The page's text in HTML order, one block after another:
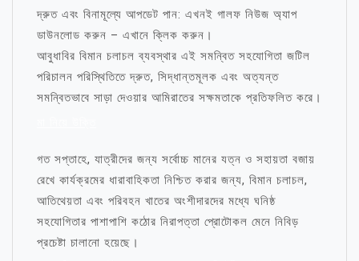
দ্রুত এবং বিনামূল্যে আপডেট পান: এখনই গালফ নিউজ অ্যাপ
ডাউনলোড করুন – এখানে ক্লিক করুন।
আবুধাবির বিমান চলাচল ব্যবস্থার এই সমন্বিত সহযোগিতা জটিল
পরিচালন পরিস্থিতিতে দ্রুত, সিদ্ধান্তমূলক এবং অত্যন্ত
সমন্বিতভাবে সাড়া দেওয়ার আমিরাতের সক্ষমতাকে প্রতিফলিত করে।
গত সপ্তাহে, যাত্রীদের জন্য সর্বোচ্চ মানের যত্ন ও সহায়তা বজায়
রেখে কার্যক্রমের ধারাবাহিকতা নিশ্চিত করার জন্য, বিমান চলাচল,
আতিথেয়তা এবং পরিবহন খাতের অংশীদারদের মধ্যে ঘনিষ্ঠ
সহযোগিতার পাশাপাশি কঠোর নিরাপত্তা প্রোটোকল মেনে নিবিড়
প্রচেষ্টা চালানো হয়েছে।